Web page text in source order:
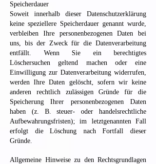
Speicherdauer
Soweit innerhalb dieser Datenschutzerklärung
keine speziellere Speicherdauer genannt wurde,
verbleiben Ihre personenbezogenen Daten bei
uns, bis der Zweck für die Datenverarbeitung
entfällt. Wenn Sie ein berechtigtes
Löschersuchen geltend machen oder eine
Einwilligung zur Datenverarbeitung widerrufen,
werden Ihre Daten gelöscht, sofern wir keine
anderen rechtlich zulässigen Gründe für die
Speicherung Ihrer personenbezogenen Daten
haben (z. B. steuer- oder handelsrechtliche
Aufbewahrungsfristen); im letztgenannten Fall
erfolgt die Löschung nach Fortfall dieser
Gründe.
Allgemeine Hinweise zu den Rechtsgrundlagen